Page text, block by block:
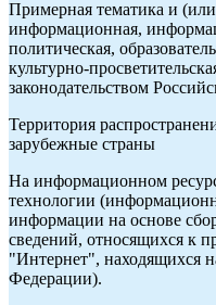
Примерная тематика и
информационная,
политическая,
культурно-
законодательством
Территория
зарубежные страны
На информационном
технологии
информации на основе
сведений, относящихся к
"Интернет", находящихся
Федерации).